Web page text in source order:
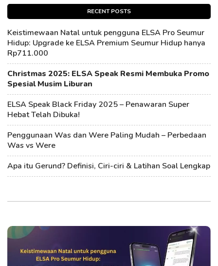
RECENT POSTS
Keistimewaan Natal untuk pengguna ELSA Pro Seumur
Hidup: Upgrade ke ELSA Premium Seumur Hidup hanya
Rp711.000
Christmas 2025: ELSA Speak Resmi Membuka Promo
Spesial Musim Liburan
ELSA Speak Black Friday 2025 – Penawaran Super
Hebat Telah Dibuka!
Penggunaan Was dan Were Paling Mudah – Perbedaan
Was vs Were
Apa itu Gerund? Definisi, Ciri-ciri & Latihan Soal Lengkap